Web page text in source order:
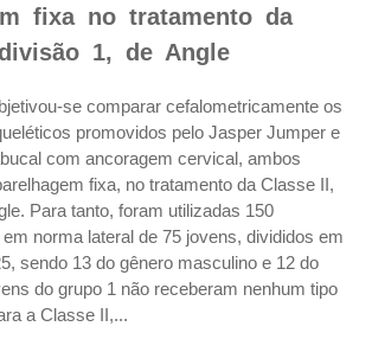
fixa no tratamento da
1, de Angle
se comparar cefalometricamente os
promovidos pelo Jasper Jumper e
com ancoragem cervical, ambos
fixa, no tratamento da Classe II,
Para tanto, foram utilizadas 150
norma lateral de 75 jovens, divididos em
sendo 13 do gênero masculino e 12 do
do grupo 1 não receberam nenhum tipo
a Classe II,...